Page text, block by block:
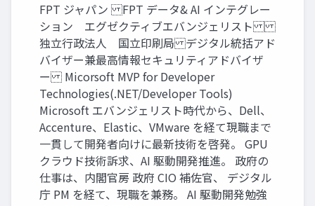
FPT ジャパン FPT データ& AI インテグレー
ション エグゼクティブエバンジェリスト
独立行政法人 国立印刷局 デジタル統括アド
バイザー兼最高情報セキュリティアドバイザ
ー Micorsoft MVP for Developer
Technologies(.NET/Developer Tools)
Microsoft エバンジェリスト時代から、Dell、
Accenture、Elastic、VMware を経て現職まで
一貫して開発者向けに最新技術を啓発。 GPU
クラウド技術訴求、AI 駆動開発推進。 政府の
仕事は、内閣官房 政府 CIO 補佐官、 デジタル
庁 PM を経て、現職を兼務。 AI 駆動開発勉強